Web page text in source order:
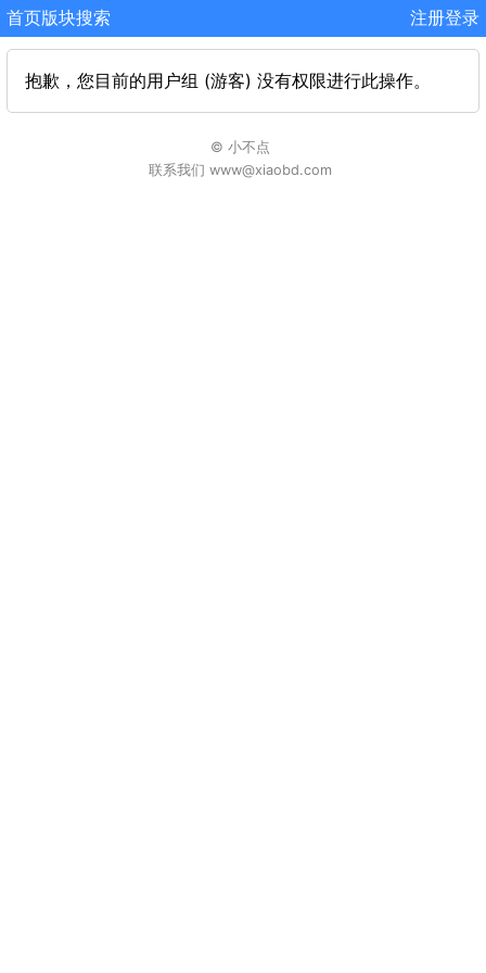
首页版块搜索 注册登录
抱歉，您目前的用户组 (游客) 没有权限进行此操作。
© 小不点
联系我们 www@xiaobd.com